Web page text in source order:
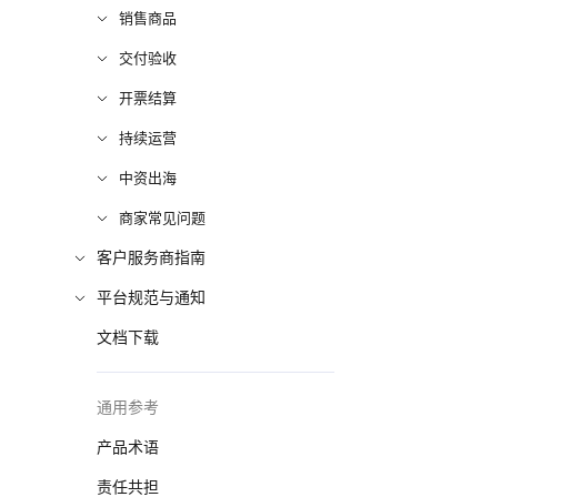
销售商品
交付验收
开票结算
持续运营
中资出海
商家常见问题
客户服务商指南
平台规范与通知
文档下载
通用参考
产品术语
责任共担